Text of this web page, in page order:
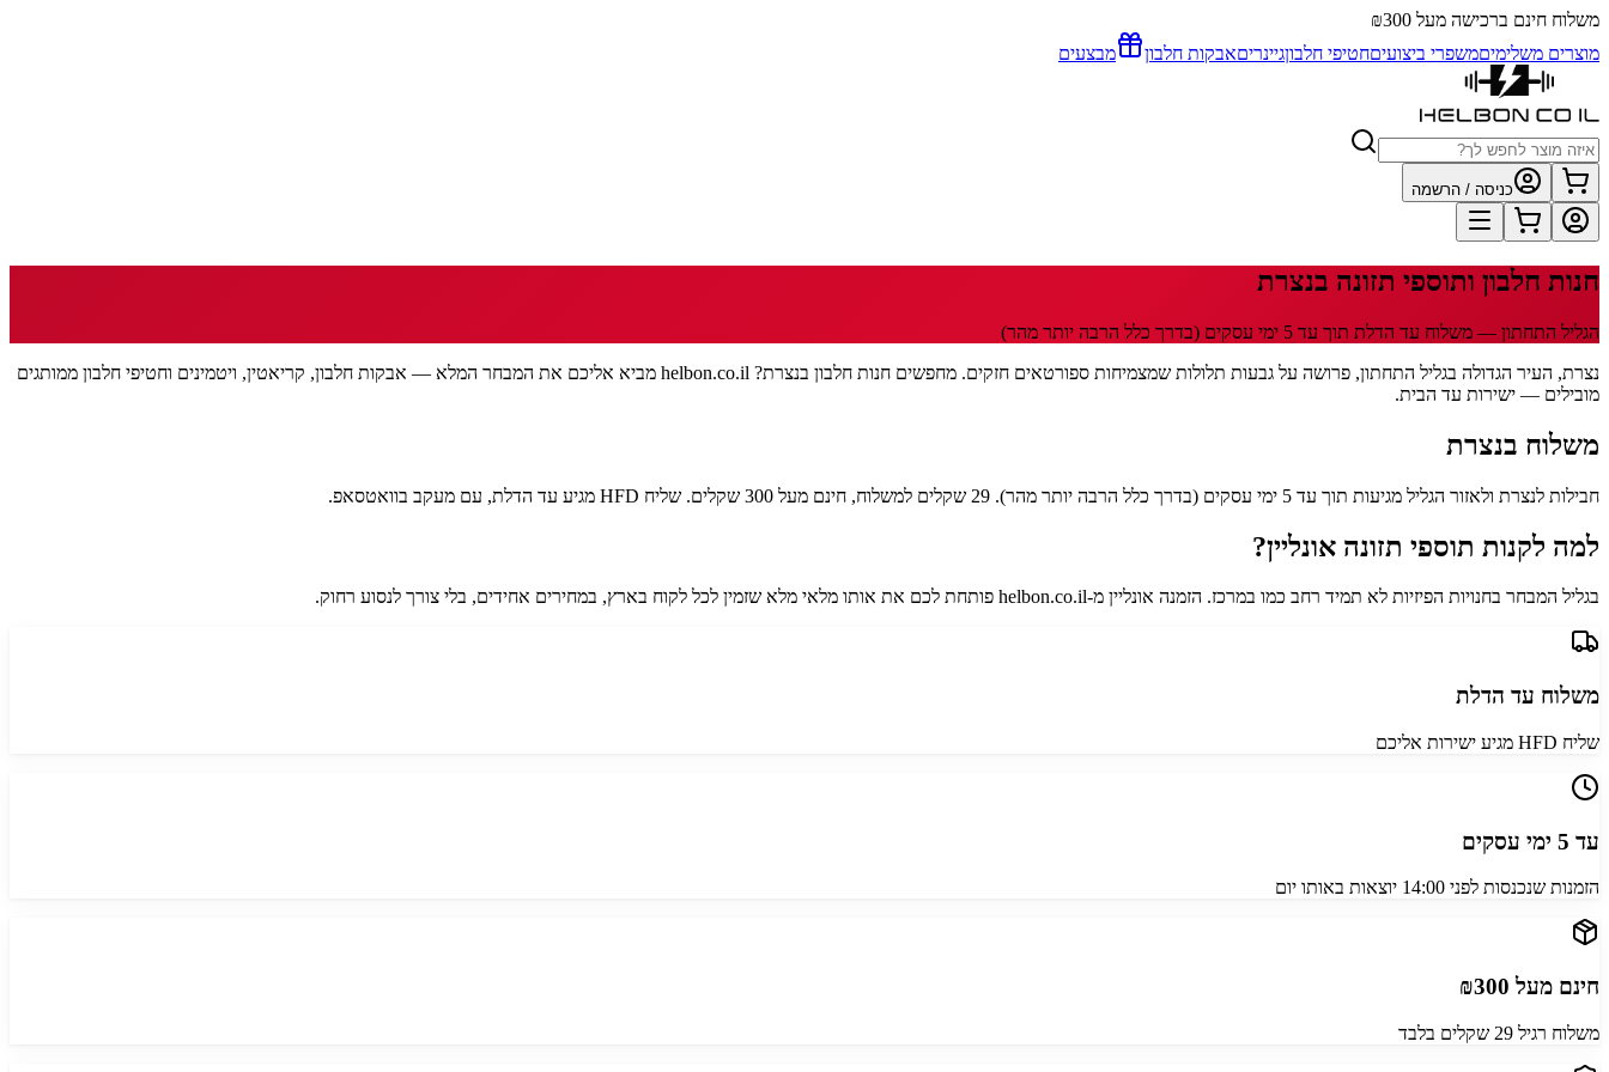
משלוח חינם ברכישה מעל ₪300
מוצרים משלימיםמשפרי ביצועיםחטיפי חלבוןגיינריםאבקות חלבון מבצעים
כניסה / הרשמה
חנות חלבון ותוספי תזונה בנצרת
הגליל התחתון — משלוח עד הדלת תוך עד 5 ימי עסקים (בדרך כלל הרבה יותר מהר)
נצרת, העיר הגדולה בגליל התחתון, פרושה על גבעות תלולות שמצמיחות ספורטאים חזקים. מחפשים חנות חלבון בנצרת? helbon.co.il מביא אליכם את המבחר המלא — אבקות חלבון, קריאטין, ויטמינים וחטיפי חלבון ממותגים
מובילים — ישירות עד הבית.
משלוח בנצרת
חבילות לנצרת ולאזור הגליל מגיעות תוך עד 5 ימי עסקים (בדרך כלל הרבה יותר מהר). 29 שקלים למשלוח, חינם מעל 300 שקלים. שליח HFD מגיע עד הדלת, עם מעקב בוואטסאפ.
למה לקנות תוספי תזונה אונליין?
בגליל המבחר בחנויות הפיזיות לא תמיד רחב כמו במרכז. הזמנה אונליין מ-helbon.co.il פותחת לכם את אותו מלאי מלא שזמין לכל לקוח בארץ, במחירים אחידים, בלי צורך לנסוע רחוק.
משלוח עד הדלת
שליח HFD מגיע ישירות אליכם
עד 5 ימי עסקים
הזמנות שנכנסות לפני 14:00 יוצאות באותו יום
חינם מעל ₪300
משלוח רגיל 29 שקלים בלבד